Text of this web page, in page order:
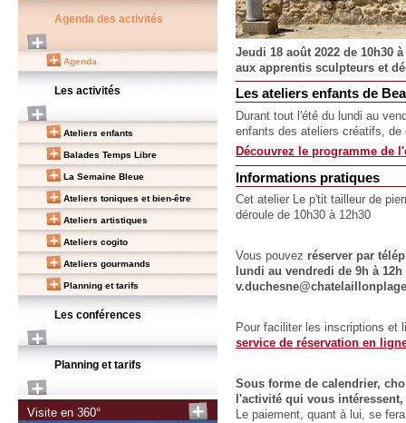
Agenda des activités
Agenda
Les activités
Ateliers enfants
Balades Temps Libre
La Semaine Bleue
Ateliers toniques et bien-être
Ateliers artistiques
Ateliers cogito
Ateliers gourmands
Planning et tarifs
Les conférences
Planning et tarifs
Visite en 360°
Jeudi 18 août 2022 de 10h30
aux apprentis sculpteurs et
Les ateliers enfants de
Durant tout l'été du lundi au
enfants des ateliers créatifs,
Découvrez le programme de
Informations pratiques
Cet atelier Le p'tit tailleur de
déroule de 10h30 à 12h30
Vous pouvez réserver par
lundi au vendredi de 9h à
Pour faciliter les inscriptions et
service de réservation en
Sous forme de calendrier,
l'activité qui vous
Le paiement, quant à lui, se